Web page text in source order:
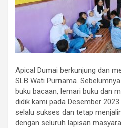
Apical Dumai berkunjung dan
SLB Wati Purnama.
buku bacaan, lemari buku dan
didik kami pada Desember
selalu sukses dan tetap
dengan seluruh lapisan